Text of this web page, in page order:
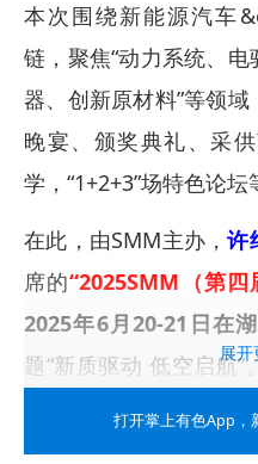
本次围绕新能源汽车
链，聚焦“动力系统、
器、创新原材料”等领
晚宴、颁奖典礼、采
学，“1+2+3”场特色论坛
在此，由SMM主办，许
席的“2025SMM（第
2025年6月20-21日在
题“新质驱动 低空启航
源汽车产业链企业发出
同把2025SMM（第四
展开
打开掌上有色App